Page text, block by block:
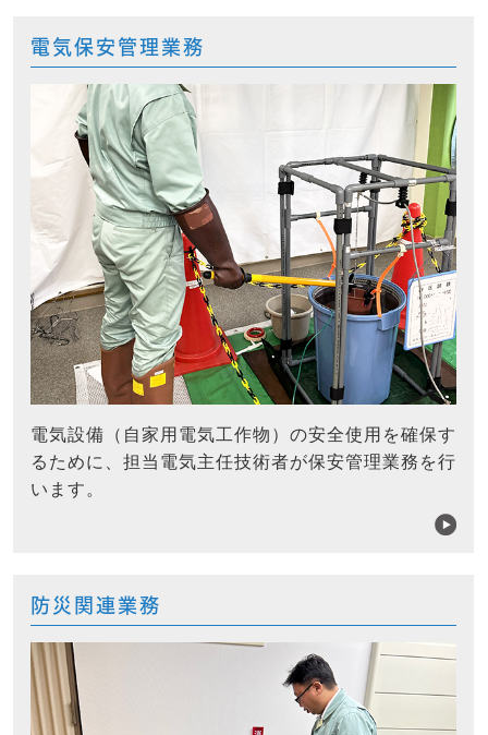
電気保安管理業務
電気設備（自家用電気工作物）の安全使用を確保す
るために、担当電気主任技術者が保安管理業務を行
います。
防災関連業務